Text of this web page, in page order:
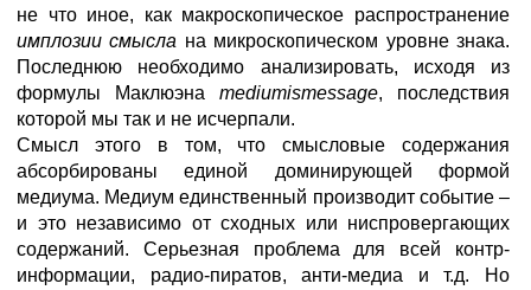
не что иное, как макроскопическое распространение
имплозии смысла на микроскопическом уровне знака.
Последнюю необходимо анализировать, исходя из
формулы Маклюэна mediumismessage, последствия
которой мы так и не исчерпали.
Смысл этого в том, что смысловые содержания
абсорбированы единой доминирующей формой
медиума. Медиум единственный производит событие –
и это независимо от сходных или ниспровергающих
содержаний. Серьезная проблема для всей контр-
информации, радио-пиратов, анти-медиа и т.д. Но